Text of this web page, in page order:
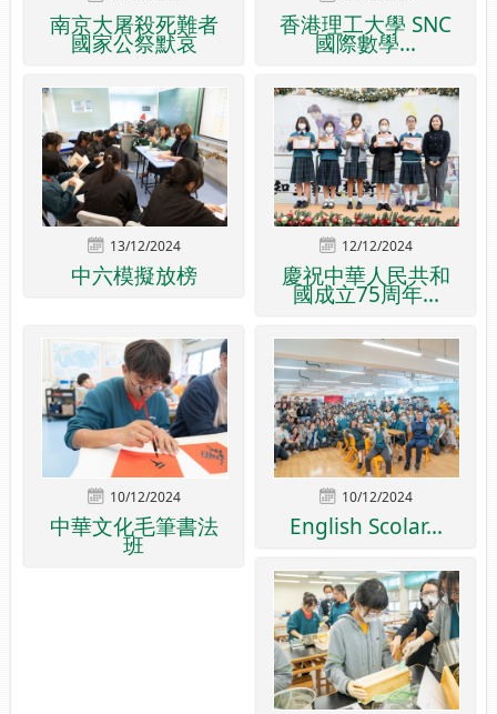
南京大屠殺死難者
國家公祭默哀
香港理工大學 SNC
國際數學...
13/12/2024
中六模擬放榜
12/12/2024
慶祝中華人民共和
國成立75周年...
10/12/2024
中華文化毛筆書法
班
10/12/2024
English Scolar...